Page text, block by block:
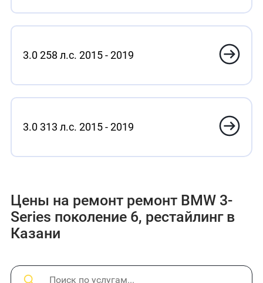
3.0 258 л.с. 2015 - 2019
3.0 313 л.с. 2015 - 2019
Цены на ремонт ремонт BMW 3-
Series поколение 6, рестайлинг в
Казани